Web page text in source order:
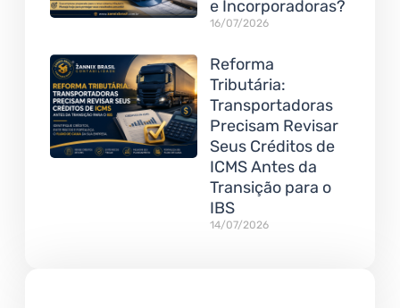
e Incorporadoras?
16/07/2026
Reforma
Tributária:
Transportadoras
Precisam Revisar
Seus Créditos de
ICMS Antes da
Transição para o
IBS
14/07/2026